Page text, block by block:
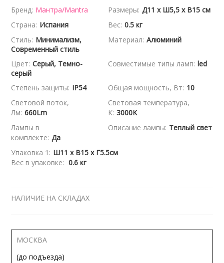
Бренд: Мантра/Mantra Размеры: Д11 x Ш5,5 x В15 см
Страна: Испания Вес: 0.5 кг
Стиль: Минимализм,
Современный стиль
Материал: Алюминий
Цвет: Серый, Темно-
серый
Совместимые типы ламп: led
Степень защиты: IP54 Общая мощность, Вт: 10
Световой поток,
Лм: 660Lm
Световая температура,
К: 3000K
Лампы в
комплекте: Да
Описание лампы: Теплый свет
Упаковка 1: Ш11 x В15 x Г5.5см
Вес в упаковке: 0.6 кг
НАЛИЧИЕ НА СКЛАДАХ
МОСКВА
(до подъезда)